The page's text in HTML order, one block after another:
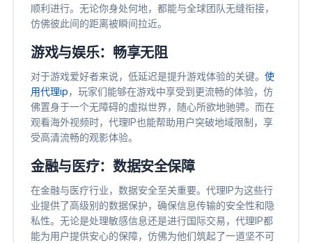
顺利进行。无论你身处何地，都能与全球团队无缝衔接，
仿佛彼此间的距离被瞬间拉近。
游戏与娱乐：畅享无阻
对于游戏爱好者来说，低延迟是提升游戏体验的关键。 使
用代理ip，玩家们能够在游戏中享受到更流畅的体验，仿
佛置身于一个无障碍的虚拟世界，随心所欲地驰骋。而在
观看海外视频时，代理IP也能帮助用户突破地域限制，享
受高清流畅的观影体验。
金融与医疗：数据安全保障
在金融与医疗行业，数据安全至关重要。代理IP为这些行
业提供了高级别的数据保护，确保信息传输的安全性和隐
私性。无论是处理敏感信息还是进行国际交易，代理IP都
能为用户提供安心的保障，仿佛为他们筑起了一道坚不可